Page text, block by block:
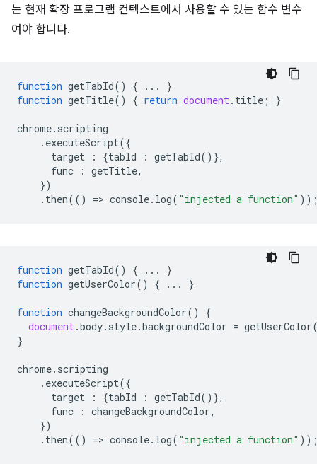
는 현재 확장 프로그램 컨텍스트에서 사용할 수 있는 함수 변수
여야 합니다.
function getTabId() { ...
}
function getTitle() { return document. title ; }
chrome. scripting
. executeScript({
target
: {tabId : getTabId()},
func
: getTitle,
})
. then(() => console. log( "injected a function"
function getTabId() { ...
}
function getUserColor() { ... }
function changeBackgroundColor()
{
document.body. style.backgroundColor = getUserColor
}
chrome. scripting
. executeScript({
target
: {tabId : getTabId()},
func
: changeBackgroundColor,
})
. then(() => console. log( "injected a function"